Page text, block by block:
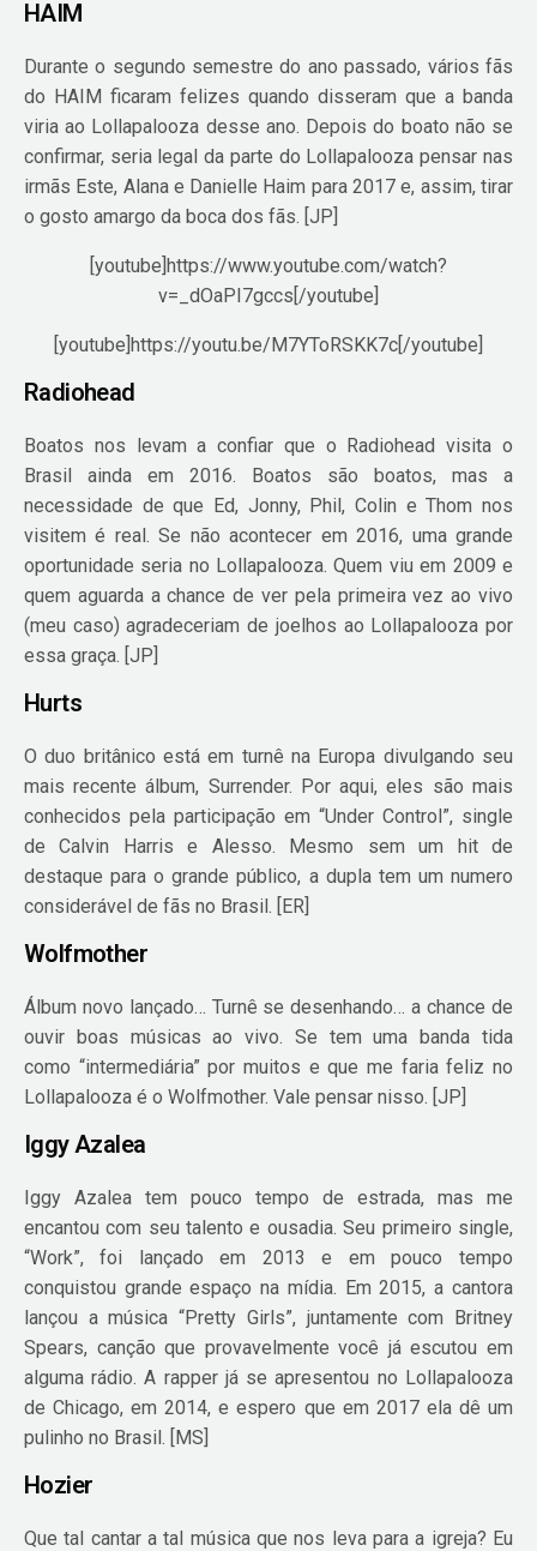
HAIM
Durante o segundo semestre do ano passado, vários fãs
do HAIM ficaram felizes quando disseram que a banda
viria ao Lollapalooza desse ano. Depois do boato não se
confirmar, seria legal da parte do Lollapalooza pensar nas
irmãs Este, Alana e Danielle Haim para 2017 e, assim, tirar
o gosto amargo da boca dos fãs. [JP]
[youtube]https://www.youtube.com/watch?
v=_dOaPI7gccs[/youtube]
[youtube]https://youtu.be/M7YToRSKK7c[/youtube]
Radiohead
Boatos nos levam a confiar que o Radiohead visita o
Brasil ainda em 2016. Boatos são boatos, mas a
necessidade de que Ed, Jonny, Phil, Colin e Thom nos
visitem é real. Se não acontecer em 2016, uma grande
oportunidade seria no Lollapalooza. Quem viu em 2009 e
quem aguarda a chance de ver pela primeira vez ao vivo
(meu caso) agradeceriam de joelhos ao Lollapalooza por
essa graça. [JP]
Hurts
O duo britânico está em turnê na Europa divulgando seu
mais recente álbum, Surrender. Por aqui, eles são mais
conhecidos pela participação em “Under Control”, single
de Calvin Harris e Alesso. Mesmo sem um hit de
destaque para o grande público, a dupla tem um numero
considerável de fãs no Brasil. [ER]
Wolfmother
Álbum novo lançado… Turnê se desenhando… a chance de
ouvir boas músicas ao vivo. Se tem uma banda tida
como “intermediária” por muitos e que me faria feliz no
Lollapalooza é o Wolfmother. Vale pensar nisso. [JP]
Iggy Azalea
Iggy Azalea tem pouco tempo de estrada, mas me
encantou com seu talento e ousadia. Seu primeiro single,
“Work”, foi lançado em 2013 e em pouco tempo
conquistou grande espaço na mídia. Em 2015, a cantora
lançou a música “Pretty Girls”, juntamente com Britney
Spears, canção que provavelmente você já escutou em
alguma rádio. A rapper já se apresentou no Lollapalooza
de Chicago, em 2014, e espero que em 2017 ela dê um
pulinho no Brasil. [MS]
Hozier
Que tal cantar a tal música que nos leva para a igreja? Eu